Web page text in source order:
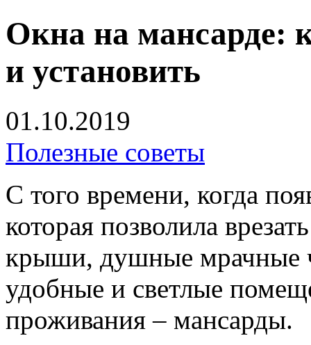
Окна на мансарде:
и установить
01.10.2019
Полезные советы
С того времени, когда
которая позволила
крыши, душные мрачные
удобные и светлые
проживания – мансарды.